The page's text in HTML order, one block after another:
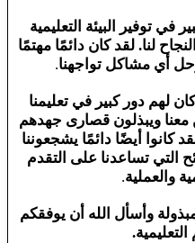
في توفير البيئة التعليمية
لنا. لقد كان دائمًا مهتمًا
أي مشاكل تواجهنا.
لهم دور كبير في تعليمنا
معنا ويبذلون قصارى جهدهم
كانوا أيضًا دائمًا يشجعوننا
التي تساعدنا على التقدم
والعملية.
وأسأل الله أن يوفقكم